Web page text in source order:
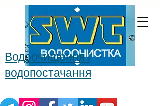
Водоочищення і
водопостачання